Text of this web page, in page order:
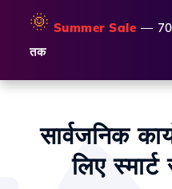
🌞 Summer Sale —
तक
सार्वजनिक
लिए